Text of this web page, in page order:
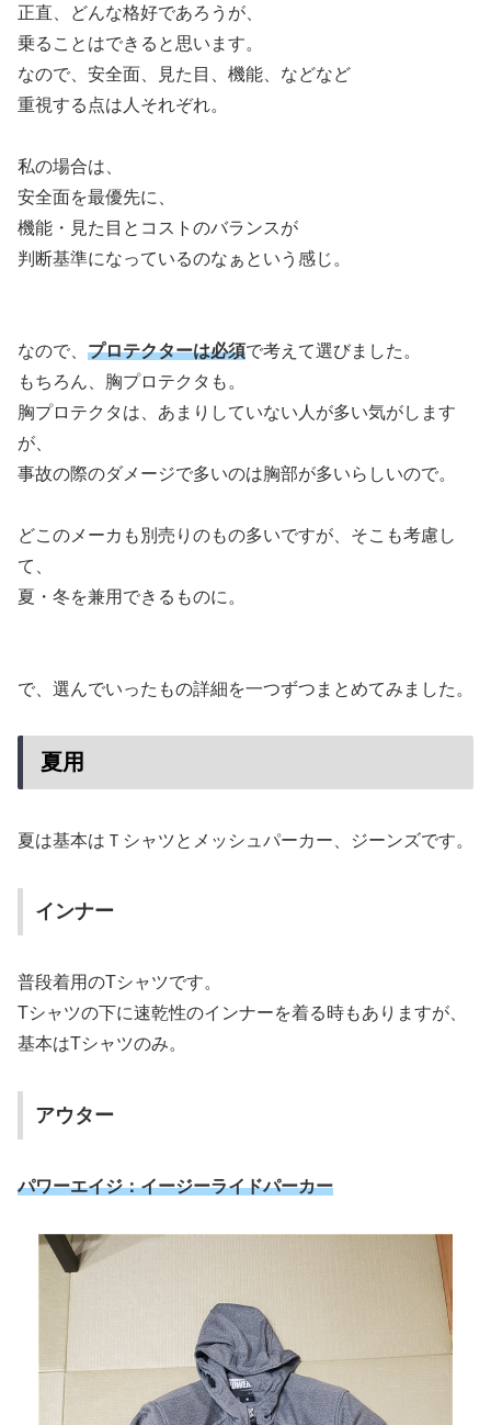
正直、どんな格好であろうが、
乗ることはできると思います。
なので、安全面、見た目、機能、などなど
重視する点は人それぞれ。
私の場合は、
安全面を最優先に、
機能・見た目とコストのバランスが
判断基準になっているのなぁという感じ。
なので、 プロテクターは必須で考えて選びました。
もちろん、胸プロテクタも。
胸プロテクタは、あまりしていない人が多い気がします
が、
事故の際のダメージで多いのは胸部が多いらしいので。
どこのメーカも別売りのもの多いですが、そこも考慮し
て、
夏・冬を兼用できるものに。
で、選んでいったもの詳細を一つずつまとめてみました。
夏用
夏は基本はＴシャツとメッシュパーカー、ジーンズです。
インナー
普段着用のTシャツです。
Tシャツの下に速乾性のインナーを着る時もありますが、
基本はTシャツのみ。
アウター
パワーエイジ：イージーライドパーカー